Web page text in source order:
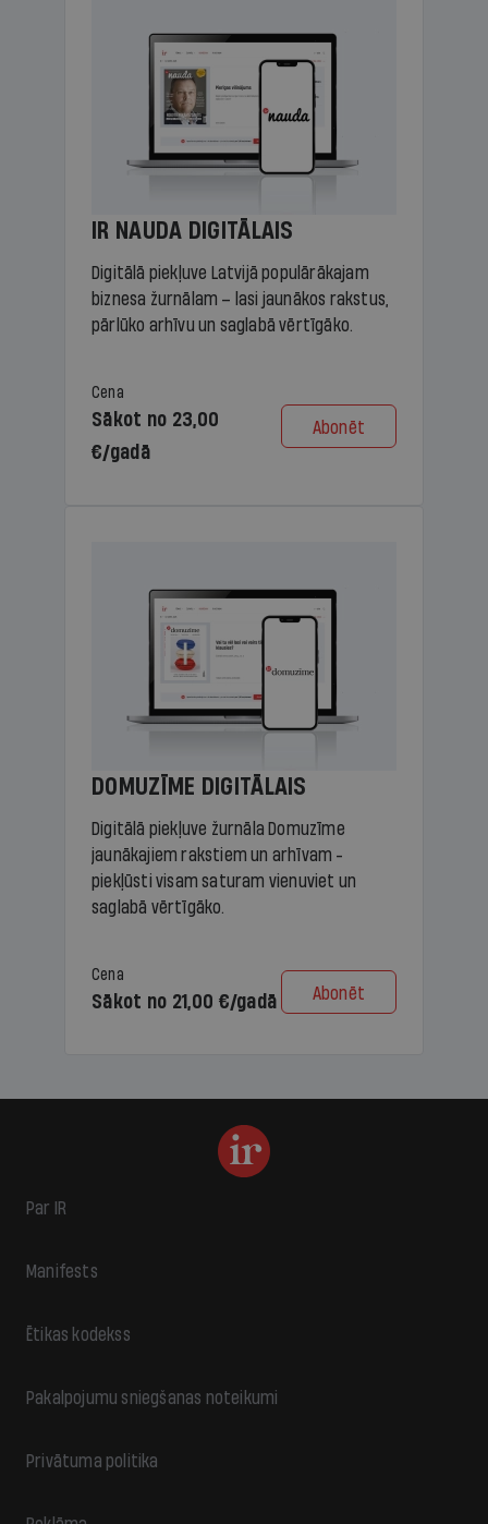
IR NAUDA DIGITĀLAIS
Digitālā piekļuve Latvijā populārākajam
biznesa žurnālam – lasi jaunākos rakstus,
pārlūko arhīvu un saglabā vērtīgāko.
Cena
Sākot no 23,00
€/gadā
Abonēt
DOMUZĪME DIGITĀLAIS
Digitālā piekļuve žurnāla Domuzīme
jaunākajiem rakstiem un arhīvam -
piekļūsti visam saturam vienuviet un
saglabā vērtīgāko.
Cena
Sākot no 21,00 €/gadā Abonēt
Par IR
Manifests
Ētikas kodekss
Pakalpojumu sniegšanas noteikumi
Privātuma politika